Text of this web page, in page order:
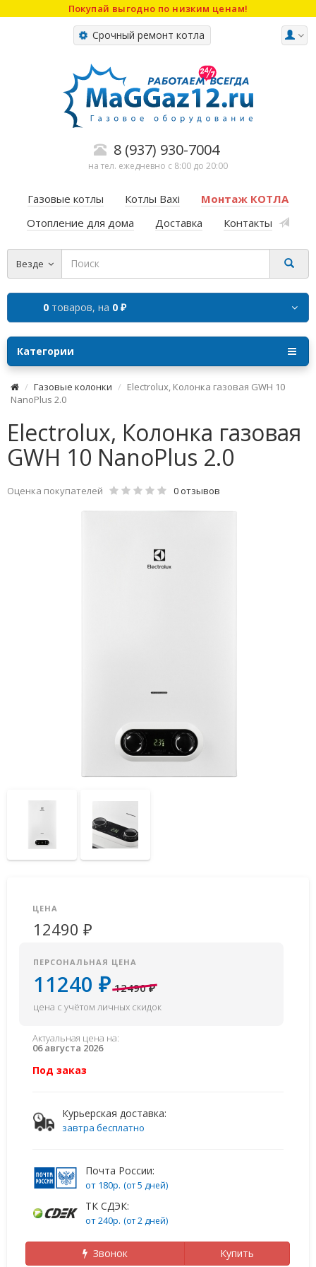
Покупай выгодно по низким ценам!
Срочный ремонт котла
8 (937) 930-7004
на тел. ежедневно с 8:00 до 20:00
Газовые котлы Котлы Baxi
Монтаж КОТЛА
Отопление для дома
Доставка Контакты
Везде
0 товаров, на 0 ₽
Категории
Газовые колонки
Electrolux, Колонка газовая GWH 10
NanoPlus 2.0
Electrolux, Колонка газовая
GWH 10 NanoPlus 2.0
Оценка покупателей 0 отзывов
ЦЕНА
12490 ₽
ПЕРСОНАЛЬНАЯ ЦЕНА
11240 ₽ 12490 ₽
цена с учётом личных скидок
Актуальная цена на:
06 августа 2026
Под заказ
Курьерская доставка:
завтра бесплатно
Почта России:
от 180р. (от 5 дней)
ТК СДЭК:
от 240р. (от 2 дней)
Звонок Купить